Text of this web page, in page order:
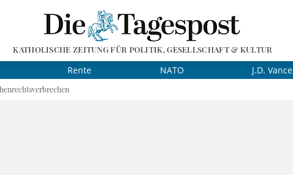
KATHOLISCHE ZEITUNG FÜR POLITIK, GESELLSCHAFT & KULTUR
Rente NATO J.D. Vance